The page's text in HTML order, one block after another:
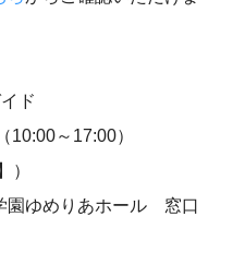
ド
～17:00）
）
園ゆめりあホール 窓口